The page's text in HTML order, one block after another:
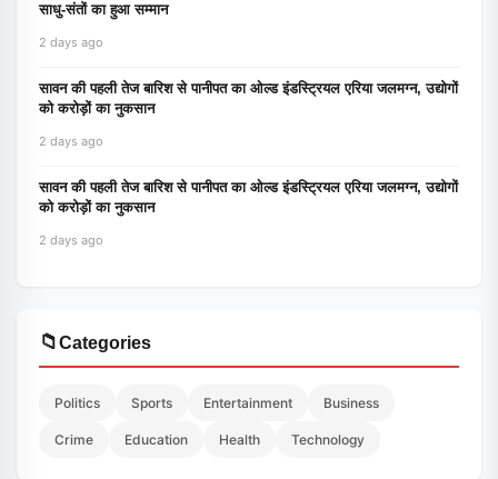
साधु-संतों का हुआ सम्मान
2 days ago
सावन की पहली तेज बारिश से पानीपत का ओल्ड इंडस्ट्रियल एरिया जलमग्न, उद्योगों
को करोड़ों का नुकसान
2 days ago
सावन की पहली तेज बारिश से पानीपत का ओल्ड इंडस्ट्रियल एरिया जलमग्न, उद्योगों
को करोड़ों का नुकसान
2 days ago
📁Categories
Politics Sports Entertainment Business
Crime Education Health Technology